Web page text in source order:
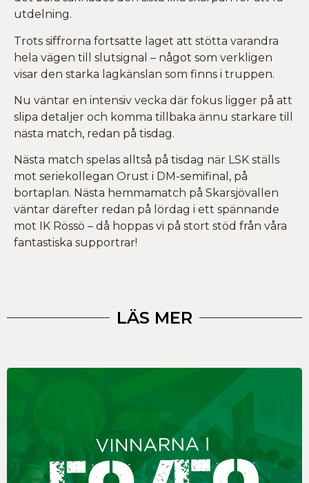
utdelning.
Trots siffrorna fortsatte laget att stötta varandra
hela vägen till slutsignal – något som verkligen
visar den starka lagkänslan som finns i truppen.
Nu väntar en intensiv vecka där fokus ligger på att
slipa detaljer och komma tillbaka ännu starkare till
nästa match, redan på tisdag.
Nästa match spelas alltså på tisdag när LSK ställs
mot seriekollegan Orust i DM-semifinal, på
bortaplan. Nästa hemmamatch på Skarsjövallen
väntar därefter redan på lördag i ett spännande
mot IK Rössö – då hoppas vi på stort stöd från våra
fantastiska supportrar!
LÄS MER